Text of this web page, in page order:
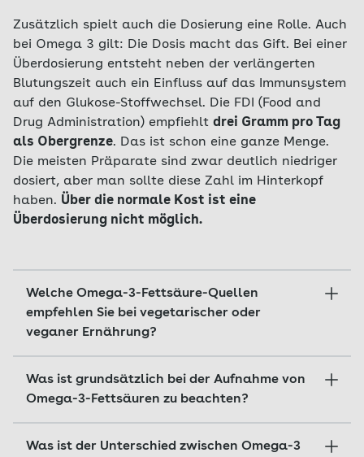
Zusätzlich spielt auch die Dosierung eine Rolle. Auch
bei Omega 3 gilt: Die Dosis macht das Gift. Bei einer
Überdosierung entsteht neben der verlängerten
Blutungszeit auch ein Einfluss auf das Immunsystem
auf den Glukose-Stoffwechsel. Die FDI (Food and
Drug Administration) empfiehlt drei Gramm pro Tag
als Obergrenze. Das ist schon eine ganze Menge.
Die meisten Präparate sind zwar deutlich niedriger
dosiert, aber man sollte diese Zahl im Hinterkopf
haben. Über die normale Kost ist eine
Überdosierung nicht möglich.
Welche Omega-3-Fettsäure-Quellen
empfehlen Sie bei vegetarischer oder
veganer Ernährung?
Alternative zu Fisch.Zusätzlich gehören Leinöl
und Rapsöl auf den Speiseplan.Man muss hier
aber wissen: In diesen Ölen ist nur eine
bestimmte Omega-3-Fettsäure enthalten, die
Was ist grundsätzlich bei der Aufnahme von
Omega-3-Fettsäuren zu beachten?
die eine Aufnahme erleichtert – wie bei
Was ist der Unterschied zwischen Omega-3